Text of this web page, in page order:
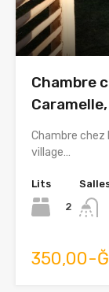
Chambre
Chambre chez
village…
Lits
2
350,00-